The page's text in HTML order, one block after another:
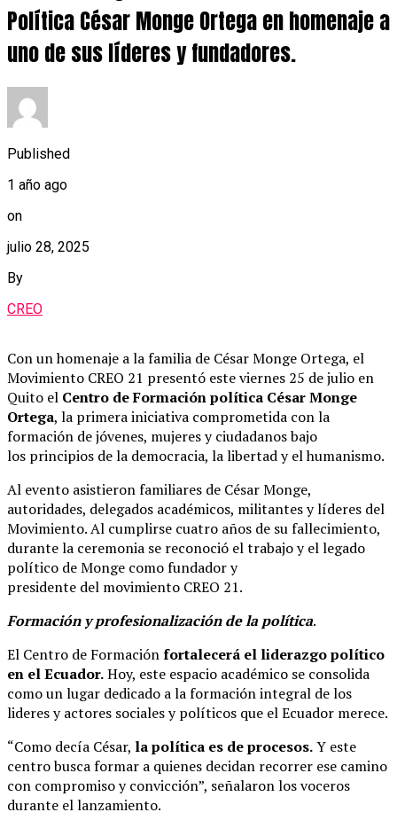
Política César Monge Ortega en homenaje a
uno de sus líderes y fundadores.
Published
1 año ago
on
julio 28, 2025
By
CREO
Con un homenaje a la familia de César Monge Ortega, el
Movimiento CREO 21 presentó este viernes 25 de julio en
Quito el Centro de Formación política César Monge
Ortega, la primera iniciativa comprometida con la
formación de jóvenes, mujeres y ciudadanos bajo
los principios de la democracia, la libertad y el humanismo.
Al evento asistieron familiares de César Monge,
autoridades, delegados académicos, militantes y líderes del
Movimiento. Al cumplirse cuatro años de su fallecimiento,
durante la ceremonia se reconoció el trabajo y el legado
político de Monge como fundador y
presidente del movimiento CREO 21.
Formación y profesionalización de la política.
El Centro de Formaciónfortalecerá el liderazgo político
en el Ecuador.Hoy, este espacio académico se consolida
como un lugar dedicado a la formación integral de los
lideres y actores sociales y políticos que el Ecuador merece.
“Como decía César, la política es de procesos.Y este
centro busca formar a quienes decidan recorrer ese camino
con compromiso y convicción”, señalaron los voceros
durante el lanzamiento.